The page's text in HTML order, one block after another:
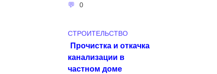
0
СТРОИТЕЛЬСТВО
Прочистка и откачка
канализации в
частном доме